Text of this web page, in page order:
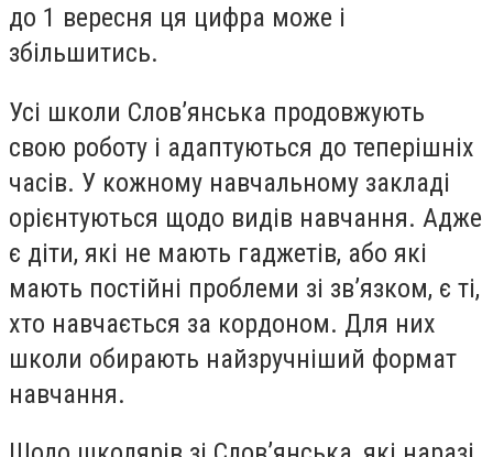
до 1 вересня ця цифра може і
збільшитись.
Усі школи Слов’янська продовжують
свою роботу і адаптуються до теперішніх
часів. У кожному навчальному закладі
орієнтуються щодо видів навчання. Адже
є діти, які не мають гаджетів, або які
мають постійні проблеми зі зв’язком, є ті,
хто навчається за кордоном. Для них
школи обирають найзручніший формат
навчання.